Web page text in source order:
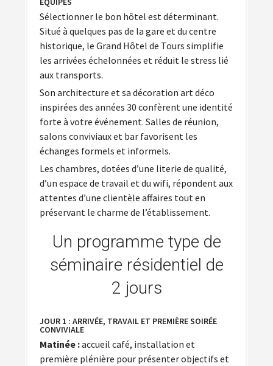
Sélectionner le bon hôtel est déterminant.
Situé à quelques pas de la gare et du centre
historique, le Grand Hôtel de Tours simplifie
les arrivées échelonnées et réduit le stress lié
aux transports.
Son architecture et sa décoration art déco
inspirées des années 30 confèrent une identité
forte à votre événement. Salles de réunion,
salons conviviaux et bar favorisent les
échanges formels et informels.
Les chambres, dotées d’une literie de qualité,
d’un espace de travail et du wifi, répondent aux
attentes d’une clientèle affaires tout en
préservant le charme de l’établissement.
Un programme type de
séminaire résidentiel de
2 jours
JOUR 1 : ARRIVÉE, TRAVAIL ET PREMIÈRE SOIRÉE
CONVIVIALE
Matinée :accueil café, installation et
première plénière pour présenter objectifs et